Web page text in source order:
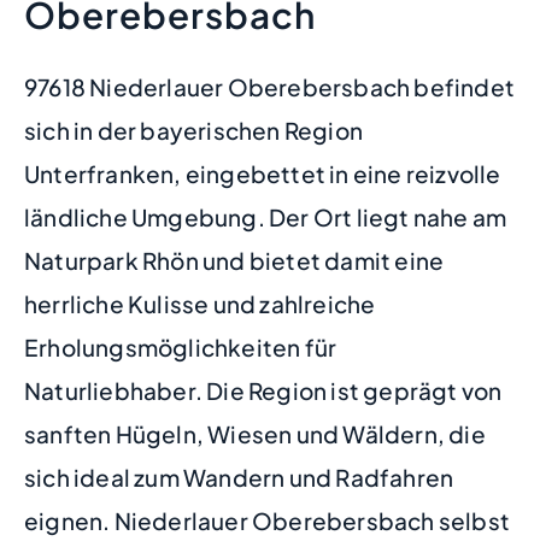
Oberebersbach
97618 Niederlauer Oberebersbach befindet
sich in der bayerischen Region
Unterfranken, eingebettet in eine reizvolle
ländliche Umgebung. Der Ort liegt nahe am
Naturpark Rhön und bietet damit eine
herrliche Kulisse und zahlreiche
Erholungsmöglichkeiten für
Naturliebhaber. Die Region ist geprägt von
sanften Hügeln, Wiesen und Wäldern, die
sich ideal zum Wandern und Radfahren
eignen. Niederlauer Oberebersbach selbst